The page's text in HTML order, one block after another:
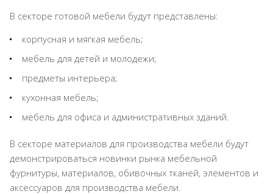
В секторе готовой мебели будут представлены:
корпусная и мягкая мебель;
мебель для детей и молодежи;
предметы интерьера;
кухонная мебель;
мебель для офиса и административных зданий.
В секторе материалов для производства мебели будут
демонстрироваться новинки рынка мебельной
фурнитуры, материалов, обивочных тканей, элементов и
аксессуаров для производства мебели.